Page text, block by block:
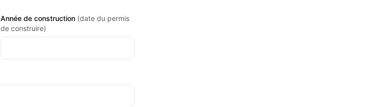
Année de construction (date du permis
de construire)